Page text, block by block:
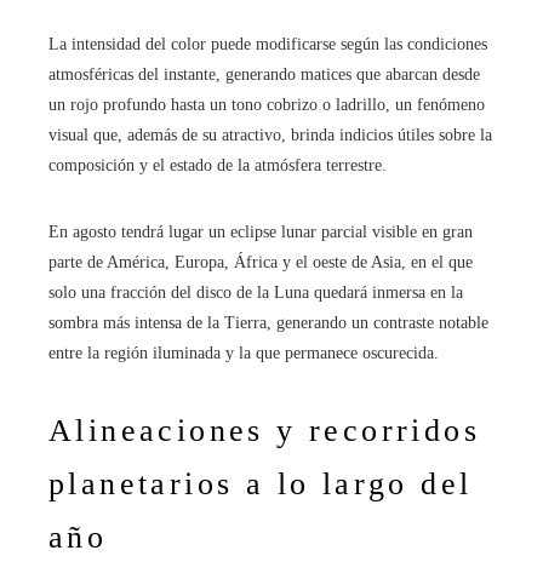
La intensidad del color puede modificarse según las condiciones
atmosféricas del instante, generando matices que abarcan desde
un rojo profundo hasta un tono cobrizo o ladrillo, un fenómeno
visual que, además de su atractivo, brinda indicios útiles sobre la
composición y el estado de la atmósfera terrestre.
En agosto tendrá lugar un eclipse lunar parcial visible en gran
parte de América, Europa, África y el oeste de Asia, en el que
solo una fracción del disco de la Luna quedará inmersa en la
sombra más intensa de la Tierra, generando un contraste notable
entre la región iluminada y la que permanece oscurecida.
Alineaciones y recorridos
planetarios a lo largo del
año